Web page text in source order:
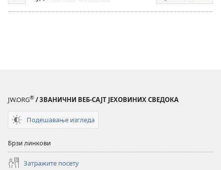
за
JW.ORG® / ЗВАНИЧНИ ВЕБ-САЈТ ЈЕХОВИНИХ СВЕДОКА
Подешавање изгледа
Брзи линкови
Затражите посету